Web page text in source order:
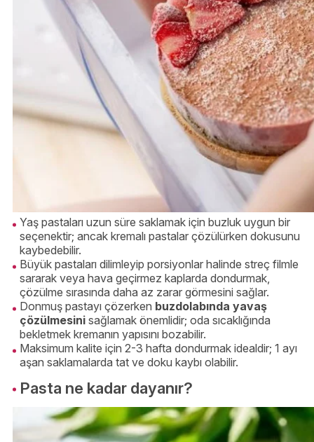
Yaş pastaları uzun süre saklamak için buzluk uygun bir
seçenektir; ancak kremalı pastalar çözülürken dokusunu
kaybedebilir.
Büyük pastaları dilimleyip porsiyonlar halinde streç filmle
sararak veya hava geçirmez kaplarda dondurmak,
çözülme sırasında daha az zarar görmesini sağlar.
Donmuş pastayı çözerken buzdolabında yavaş
çözülmesini sağlamak önemlidir; oda sıcaklığında
bekletmek kremanın yapısını bozabilir.
Maksimum kalite için 2-3 hafta dondurmak idealdir; 1 ayı
aşan saklamalarda tat ve doku kaybı olabilir.
Pasta ne kadar dayanır?